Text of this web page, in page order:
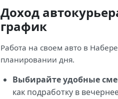
Доход
график
Работа на своем авто в
планировании дня.
Выбирайте удобные
как подработку в